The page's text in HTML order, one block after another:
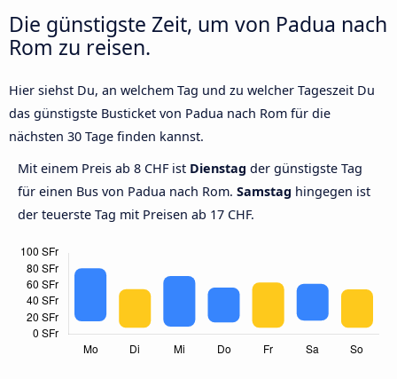
Die günstigste Zeit, um von Padua nach
Rom zu reisen.
Hier siehst Du, an welchem Tag und zu welcher Tageszeit Du
das günstigste Busticket von Padua nach Rom für die
nächsten 30 Tage finden kannst.
Mit einem Preis ab 8 CHF ist Dienstag der günstigste Tag
für einen Bus von Padua nach Rom. Samstag hingegen ist
der teuerste Tag mit Preisen ab 17 CHF.